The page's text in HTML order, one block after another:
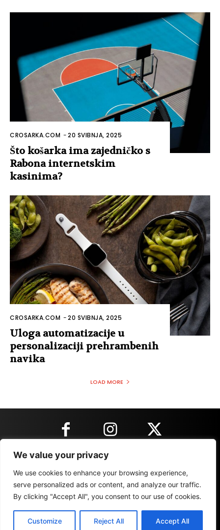
We value your privacy
We use cookies to enhance your browsing experience,
serve personalized ads or content, and analyze our traffic.
By clicking "Accept All", you consent to our use of cookies.
Customize Reject All Accept All
CROSARKA.COM -20 SVIBNJA, 2025
Što košarka ima zajedničko s
Rabona internetskim
kasinima?
CROSARKA.COM -20 SVIBNJA, 2025
Uloga automatizacije u
personalizaciji prehrambenih
navika
LOAD MORE
KONTAKT INFORMACIJE
IMPRESSUM MARKETING REZULTATI